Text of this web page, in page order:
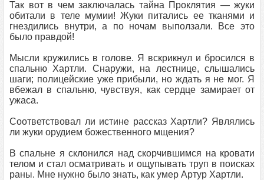
Так вот в чем заключалась тайна Проклятия — жуки
обитали в теле мумии! Жуки питались ее тканями и
гнездились внутри, а по ночам выползали. Все это
было правдой!
Мысли кружились в голове. Я вскрикнул и бросился в
спальню Хартли. Снаружи, на лестнице, слышались
шаги; полицейские уже прибыли, но ждать я не мог. Я
вбежал в спальню, чувствуя, как сердце замирает от
ужаса.
Соответствовал ли истине рассказ Хартли? Являлись
ли жуки орудием божественного мщения?
В спальне я склонился над скорчившимся на кровати
телом и стал осматривать и ощупывать труп в поисках
раны. Мне нужно было знать, как умер Артур Хартли.